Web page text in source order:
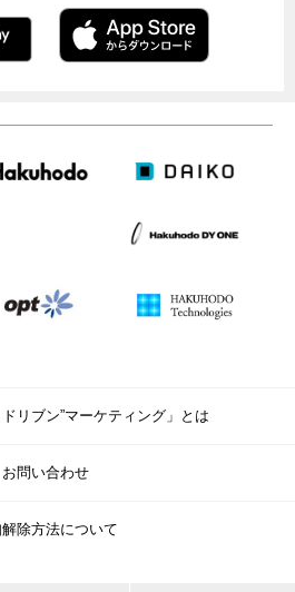
ドリブン”マーケティング」とは
お問い合わせ
除方法について